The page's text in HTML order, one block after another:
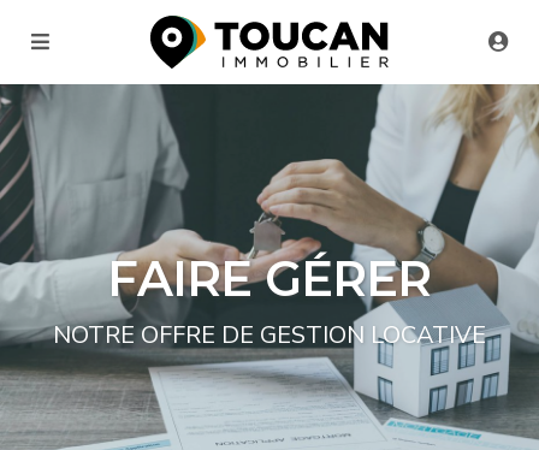
FAIRE GÉRER
NOTRE OFFRE DE GESTION LOCATIVE